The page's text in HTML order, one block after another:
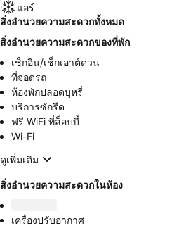
แอร์
สิ่งอำนวยความสะดวกทั้งหมด
สิ่งอำนวยความสะดวกของที่พัก
เช็กอิน/เช็กเอาต์ด่วน
ที่จอดรถ
ห้องพักปลอดบุหรี่
บริการซักรีด
ฟรี WiFi ที่ล็อบบี้
Wi-Fi
ดูเพิ่มเติม
สิ่งอำนวยความสะดวกในห้อง
เครื่องปรับอากาศ